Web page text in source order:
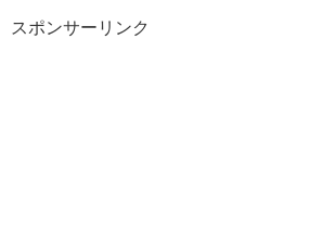
スポンサーリンク